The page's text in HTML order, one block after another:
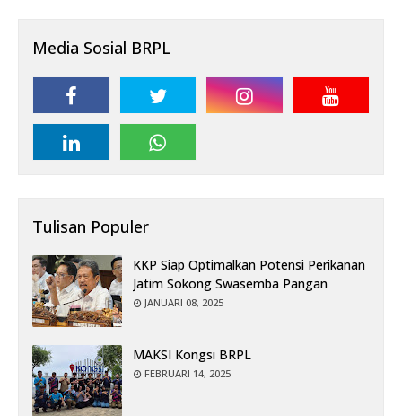
Media Sosial BRPL
Tulisan Populer
KKP Siap Optimalkan Potensi Perikanan
Jatim Sokong Swasemba Pangan
JANUARI 08, 2025
MAKSI Kongsi BRPL
FEBRUARI 14, 2025